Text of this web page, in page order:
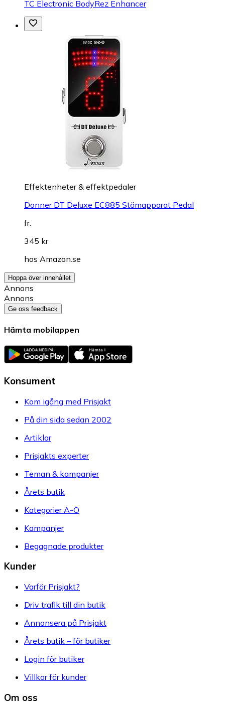
TC Electronic BodyRez Enhancer
Effektenheter & effektpedaler
Donner DT Deluxe EC885 Stämapparat Pedal
fr.
345 kr
hos Amazon.se
Hoppa över innehållet
Annons
Annons
Ge oss feedback
Hämta mobilappen
Konsument
Kom igång med Prisjakt
På din sida sedan 2002
Artiklar
Prisjakts experter
Teman & kampanjer
Årets butik
Kategorier A-Ö
Kampanjer
Begagnade produkter
Kunder
Varför Prisjakt?
Driv trafik till din butik
Annonsera på Prisjakt
Årets butik – för butiker
Login för butiker
Villkor för kunder
Om oss